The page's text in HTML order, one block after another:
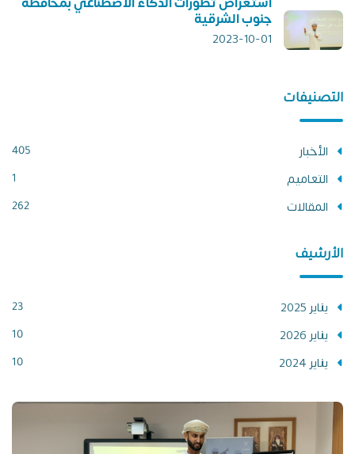
جنوب الشرقية
2023-10-01
التصنيفات
الأخبار 405
التعاميم 1
المقالات 262
الأرشيف
يناير 2025 23
يناير 2026 10
يناير 2024 10